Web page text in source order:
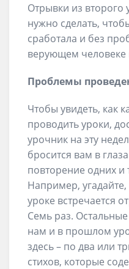
Отрывки из второго
нужно сделать,
сработала и без
верующем
Проблемы
Чтобы увидеть, как
проводить уроки,
урочник на эту
бросится вам в
повторение одних и
Например, угадайте,
уроке встречается
Семь раз. Остальные
нам и в прошлом
здесь – по два или
стихов, которые